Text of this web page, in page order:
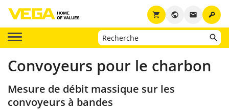
key
email
public
shopping_cart
Convoyeurs pour le charbon
Mesure de débit massique sur les
convoyeurs à bandes